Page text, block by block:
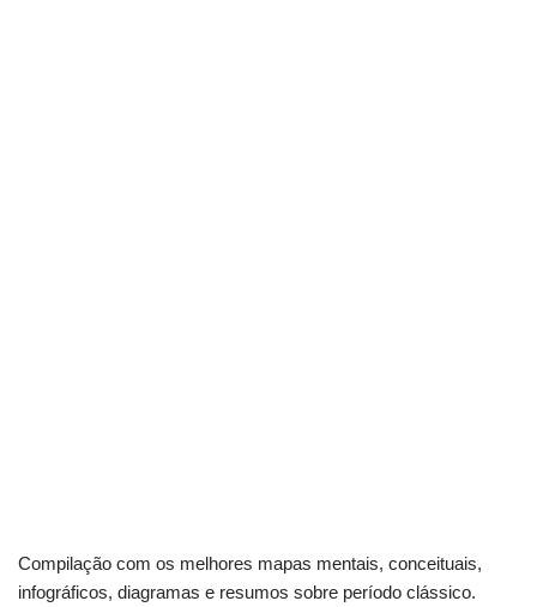
Compilação com os melhores mapas mentais, conceituais,
infográficos, diagramas e resumos sobre período clássico.